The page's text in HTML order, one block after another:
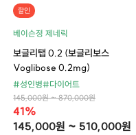
할인
베이슨정 제네릭
보글리탭 0.2 (보글리보스
Voglibose 0.2mg)
#성인병#다이어트
145,000원 ~ 870,000원
41%
145,000원 ~ 510,000원